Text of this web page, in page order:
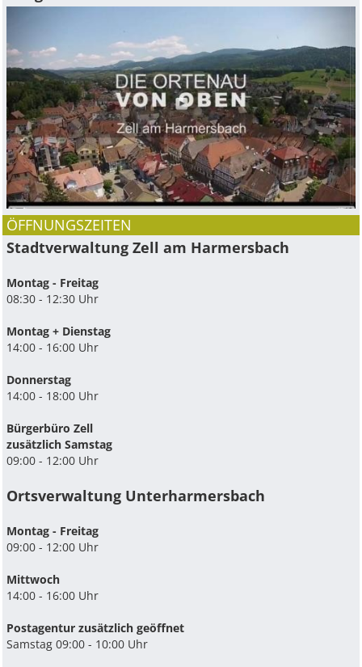
ÖFFNUNGSZEITEN
Stadtverwaltung Zell am Harmersbach
Montag - Freitag
08:30 - 12:30 Uhr
Montag + Dienstag
14:00 - 16:00 Uhr
Donnerstag
14:00 - 18:00 Uhr
Bürgerbüro Zell
zusätzlich Samstag
09:00 - 12:00 Uhr
Ortsverwaltung Unterharmersbach
Montag - Freitag
09:00 - 12:00 Uhr
Mittwoch
14:00 - 16:00 Uhr
Postagentur zusätzlich geöffnet
Samstag 09:00 - 10:00 Uhr